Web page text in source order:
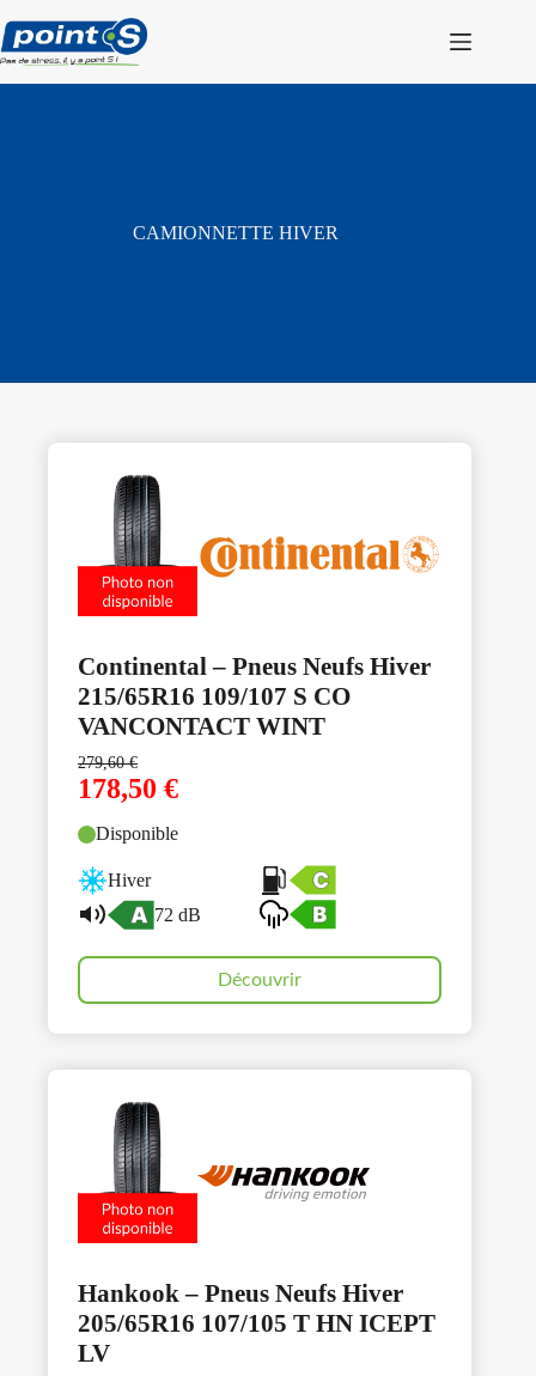
au
contenu
CAMIONNETTE HIVER
Continental – Pneus Neufs Hiver
215/65R16 109/107 S CO
VANCONTACT WINT
279,60€
178,50 €
Disponible
Hiver
72 dB
Découvrir
Hankook – Pneus Neufs Hiver
205/65R16 107/105 T HN ICEPT
LV